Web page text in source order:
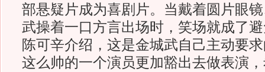
部悬疑片成为喜剧片。当戴着圆片眼
武操着一口方言出场时，笑场就成了
陈可辛介绍，这是金城武自己主动要
这么帅的一个演员更加豁出去做表演